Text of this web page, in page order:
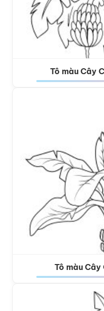
Tô màu Cây
Tô màu